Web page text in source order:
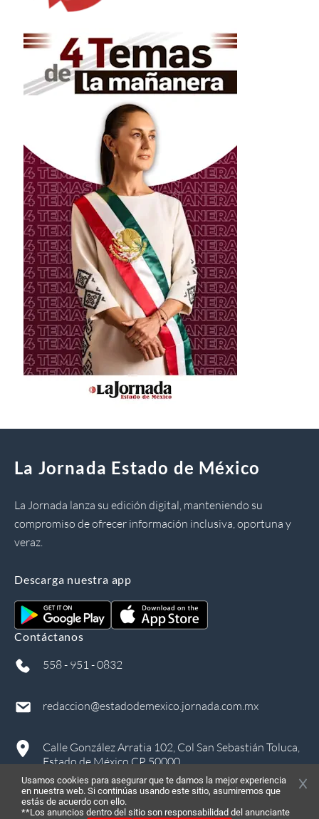
La Jornada Estado de México
La Jornada lanza su edición digital, manteniendo su
compromiso de ofrecer información inclusiva, oportuna y
veraz.
Descarga nuestra app
Contáctanos
558 - 951 - 0832
redaccion@estadodemexico.jornada.com.mx
Calle González Arratia 102, Col San Sebastián Toluca,
Estado de México CP 50000
Usamos cookies para asegurar que te damos la mejor experiencia
en nuestra web. Si continúas usando este sitio, asumiremos que
estás de acuerdo con ello.
**Los anuncios dentro del sitio son responsabilidad del anunciante